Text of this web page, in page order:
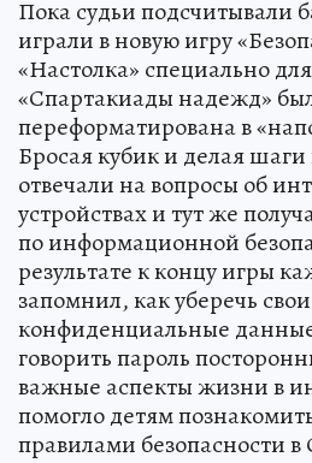
Пока судьи подсчитывали
играли в новую игру
«Настолка» специально
«Спартакиады надежд»
переформатирована в
Бросая кубик и делая
отвечали на вопросы об
устройствах и тут же
по информационной
результате к концу игры
запомнил, как уберечь свои
конфиденциальные
говорить пароль
важные аспекты жизни в
помогло детям
правилами безопасности в